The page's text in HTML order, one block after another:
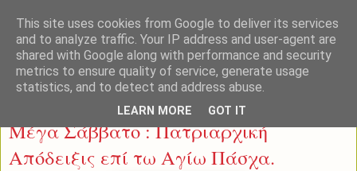
Σάββατο 19 Απριλίου 2014
Μέγα Σάββατο : Πατριαρχική
Απόδειξις επί τω Αγίω Πάσχα.
This site uses cookies from Google to deliver its services
and to analyze traffic. Your IP address and user-agent are
shared with Google along with performance and security
metrics to ensure quality of service, generate usage
statistics, and to detect and address abuse.
LEARN MORE GOT IT